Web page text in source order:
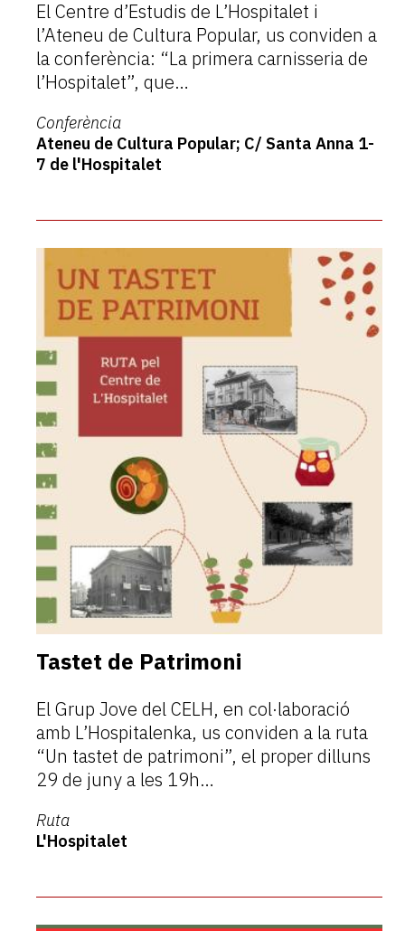
El Centre d’Estudis de L’Hospitalet i
l’Ateneu de Cultura Popular, us conviden a
la conferència: “La primera carnisseria de
l’Hospitalet”, que…
Conferència
Ateneu de Cultura Popular; C/ Santa Anna 1-
7 de l'Hospitalet
Tastet de Patrimoni
El Grup Jove del CELH, en col·laboració
amb L’Hospitalenka, us conviden a la ruta
“Un tastet de patrimoni”, el proper dilluns
29 de juny a les 19h…
Ruta
L'Hospitalet